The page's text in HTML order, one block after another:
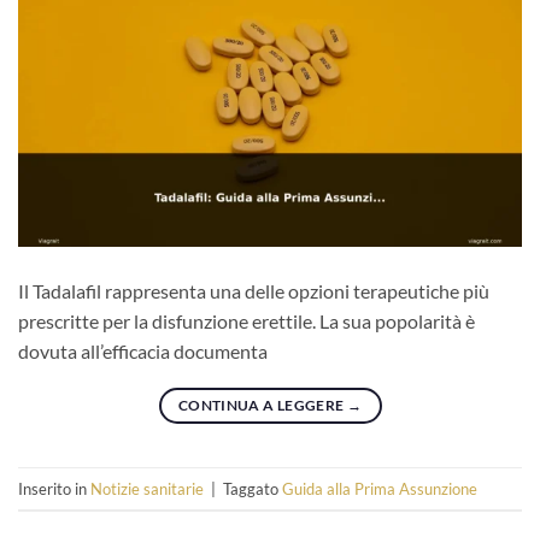
Il Tadalafil rappresenta una delle opzioni terapeutiche più
prescritte per la disfunzione erettile. La sua popolarità è
dovuta all’efficacia documenta
CONTINUA A LEGGERE →
Inserito in Notizie sanitarie | TaggatoGuida alla Prima Assunzione